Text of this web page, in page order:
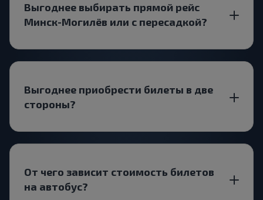
Выгоднее выбирать прямой рейс
Минск-Могилёв или с пересадкой?
Выгоднее приобрести билеты в две
стороны?
От чего зависит стоимость билетов
на автобус?